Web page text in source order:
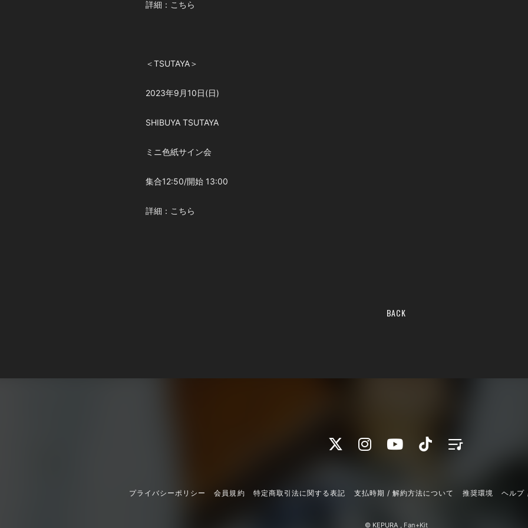
詳細：こちら
＜TSUTAYA＞
2023年9月10日(日)
SHIBUYA TSUTAYA
ミニ色紙サイン会
集合12:50/開始 13:00
詳細：こちら
BACK
プライバシーポリシー 会員規約 特定商取引法に関する表記 支払時期 / 解約方法について 推奨環境 ヘルプ
© KEPURA , Fan+Kit